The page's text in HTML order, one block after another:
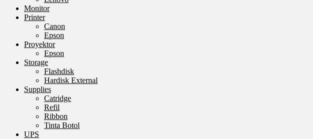
Monitor
Printer
Canon
Epson
Proyektor
Epson
Storage
Flashdisk
Hardisk External
Supplies
Catridge
Refil
Ribbon
Tinta Botol
UPS